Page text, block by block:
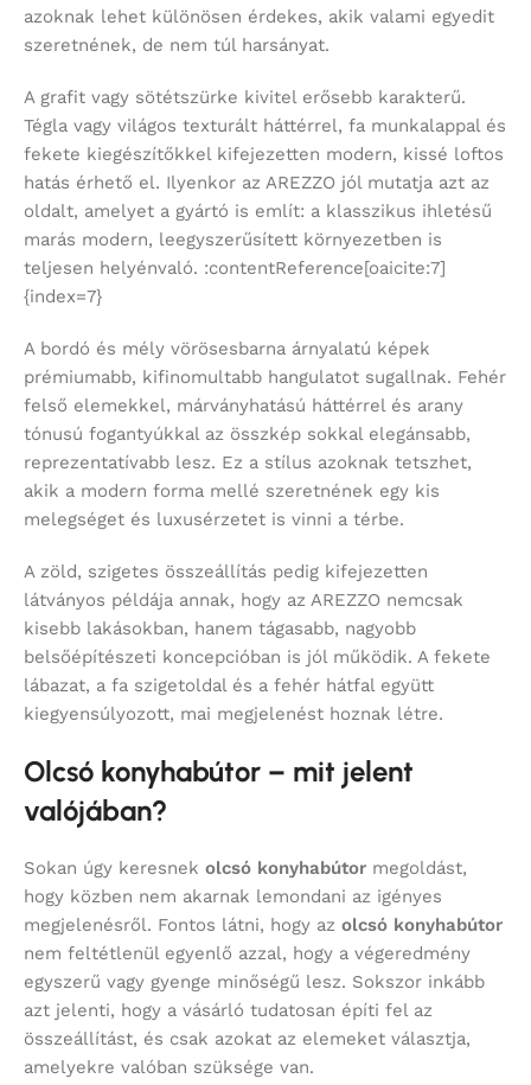
azoknak lehet különösen érdekes, akik valami egyedit
szeretnének, de nem túl harsányat.
A grafit vagy sötétszürke kivitel erősebb karakterű.
Tégla vagy világos texturált háttérrel, fa munkalappal és
fekete kiegészítőkkel kifejezetten modern, kissé loftos
hatás érhető el. Ilyenkor az AREZZO jól mutatja azt az
oldalt, amelyet a gyártó is említ: a klasszikus ihletésű
marás modern, leegyszerűsített környezetben is
teljesen helyénvaló. :contentReference[oaicite:7]
{index=7}
A bordó és mély vörösesbarna árnyalatú képek
prémiumabb, kifinomultabb hangulatot sugallnak. Fehér
felső elemekkel, márványhatású háttérrel és arany
tónusú fogantyúkkal az összkép sokkal elegánsabb,
reprezentatívabb lesz. Ez a stílus azoknak tetszhet,
akik a modern forma mellé szeretnének egy kis
melegséget és luxusérzetet is vinni a térbe.
A zöld, szigetes összeállítás pedig kifejezetten
látványos példája annak, hogy az AREZZO nemcsak
kisebb lakásokban, hanem tágasabb, nagyobb
belsőépítészeti koncepcióban is jól működik. A fekete
lábazat, a fa szigetoldal és a fehér hátfal együtt
kiegyensúlyozott, mai megjelenést hoznak létre.
Olcsó konyhabútor – mit jelent
valójában?
Sokan úgy keresnek olcsó konyhabútor megoldást,
hogy közben nem akarnak lemondani az igényes
megjelenésről. Fontos látni, hogy az olcsó konyhabútor
nem feltétlenül egyenlő azzal, hogy a végeredmény
egyszerű vagy gyenge minőségű lesz. Sokszor inkább
azt jelenti, hogy a vásárló tudatosan építi fel az
összeállítást, és csak azokat az elemeket választja,
amelyekre valóban szüksége van.